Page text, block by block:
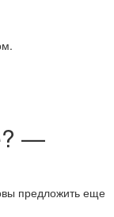
—
предложить еще